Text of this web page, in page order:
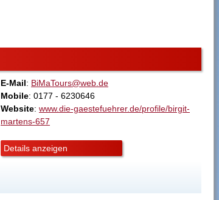
E-Mail: BiMaTours@web.de
Mobile: 0177 - 6230646
Website: www.die-gaestefuehrer.de/profile/birgit-
martens-657
Details anzeigen